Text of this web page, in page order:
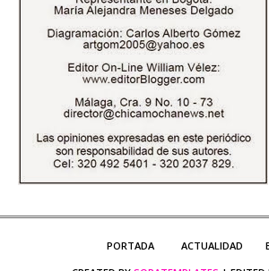
PORTADA ACTUALIDAD